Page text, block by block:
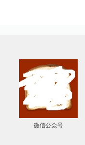
微信公众号